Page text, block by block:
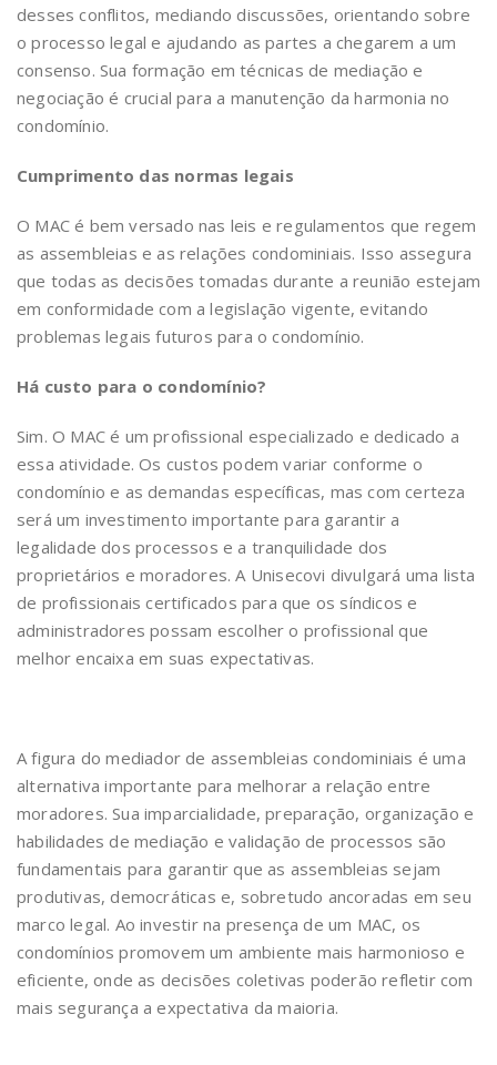
desses conflitos, mediando discussões, orientando sobre
o processo legal e ajudando as partes a chegarem a um
consenso. Sua formação em técnicas de mediação e
negociação é crucial para a manutenção da harmonia no
condomínio.
Cumprimento das normas legais
O MAC é bem versado nas leis e regulamentos que regem
as assembleias e as relações condominiais. Isso assegura
que todas as decisões tomadas durante a reunião estejam
em conformidade com a legislação vigente, evitando
problemas legais futuros para o condomínio.
Há custo para o condomínio?
Sim. O MAC é um profissional especializado e dedicado a
essa atividade. Os custos podem variar conforme o
condomínio e as demandas específicas, mas com certeza
será um investimento importante para garantir a
legalidade dos processos e a tranquilidade dos
proprietários e moradores. A Unisecovi divulgará uma lista
de profissionais certificados para que os síndicos e
administradores possam escolher o profissional que
melhor encaixa em suas expectativas.
A figura do mediador de assembleias condominiais é uma
alternativa importante para melhorar a relação entre
moradores. Sua imparcialidade, preparação, organização e
habilidades de mediação e validação de processos são
fundamentais para garantir que as assembleias sejam
produtivas, democráticas e, sobretudo ancoradas em seu
marco legal. Ao investir na presença de um MAC, os
condomínios promovem um ambiente mais harmonioso e
eficiente, onde as decisões coletivas poderão refletir com
mais segurança a expectativa da maioria.